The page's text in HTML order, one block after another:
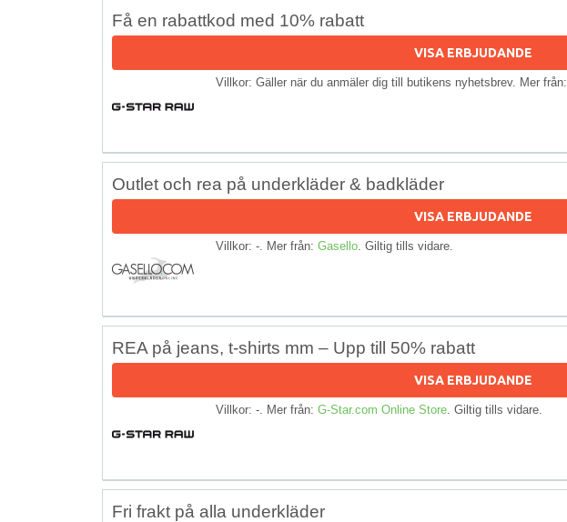
Få en rabattkod med 10% rabatt
VISA ERBJUDANDE
Villkor: Gäller när du anmäler dig till butikens nyhetsbrev. Mer från:
Outlet och rea på underkläder & badkläder
VISA ERBJUDANDE
Villkor: -. Mer från: Gasello . Giltig tills vidare.
REA på jeans, t-shirts mm – Upp till 50% rabatt
VISA ERBJUDANDE
Villkor: -. Mer från: G-Star.com Online Store . Giltig tills vidare.
Fri frakt på alla underkläder